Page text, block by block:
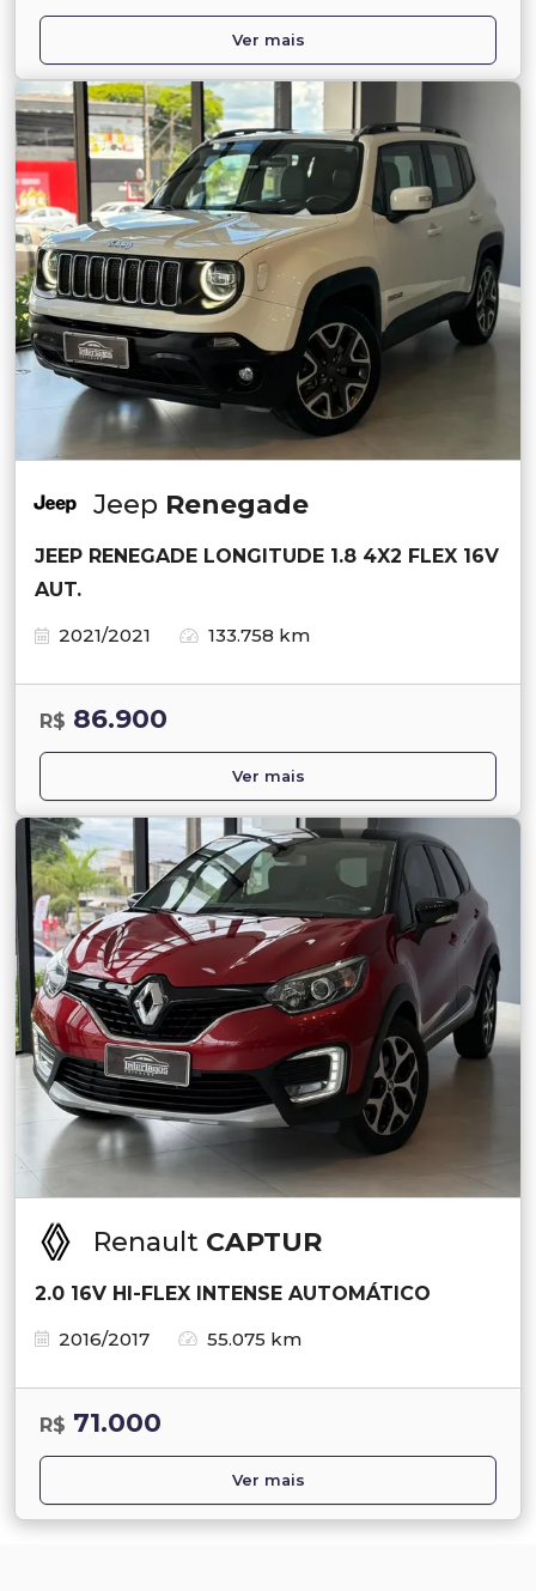
Ver mais
Jeep Renegade
JEEP RENEGADE LONGITUDE 1.8 4X2 FLEX 16V
AUT.
2021/2021
133.758 km
R$ 86.900
Ver mais
Renault CAPTUR
2.0 16V HI-FLEX INTENSE AUTOMÁTICO
2016/2017
55.075 km
R$ 71.000
Ver mais